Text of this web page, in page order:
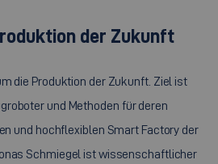
der Zukunft
die Produktion der Zukunft. Ziel ist
und Methoden für deren
und hochflexiblen Smart Factory der
Schmiegel ist wissenschaftlicher